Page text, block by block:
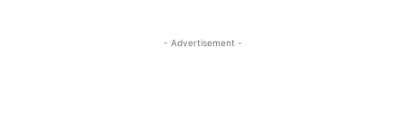
- Advertisement -